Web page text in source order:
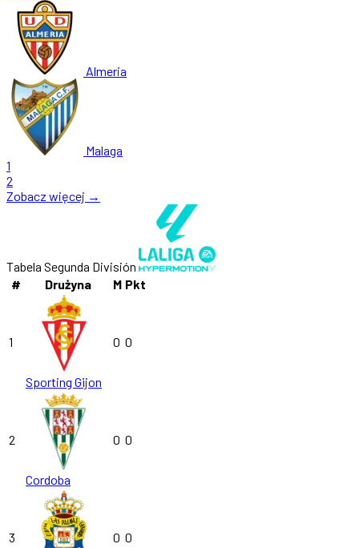
Almeria
Malaga
1
2
Zobacz więcej →
Tabela Segunda División
#
Drużyna M Pkt
1
Sporting Gijon
0 0
2
Cordoba
0 0
3 0 0